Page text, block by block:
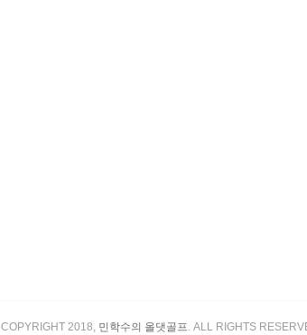
COPYRIGHT 2018, 민학수의 올댓골프. ALL RIGHTS